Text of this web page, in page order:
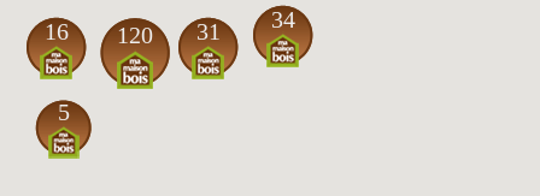
120
16 34
5
31